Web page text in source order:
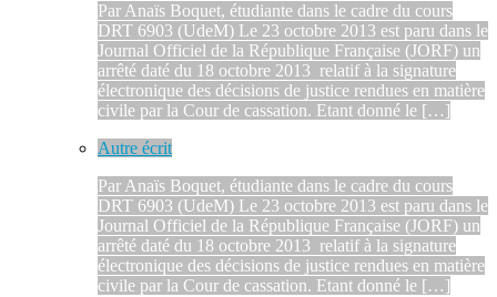
Par Anaïs Boquet, étudiante dans le cadre du cours
DRT 6903 (UdeM) Le 23 octobre 2013 est paru dans le
Journal Officiel de la République Française (JORF) un
arrêté daté du 18 octobre 2013 relatif à la signature
électronique des décisions de justice rendues en matière
civile par la Cour de cassation. Etant donné le […]
Autre écrit
Par Anaïs Boquet, étudiante dans le cadre du cours
DRT 6903 (UdeM) Le 23 octobre 2013 est paru dans le
Journal Officiel de la République Française (JORF) un
arrêté daté du 18 octobre 2013 relatif à la signature
électronique des décisions de justice rendues en matière
civile par la Cour de cassation. Etant donné le […]